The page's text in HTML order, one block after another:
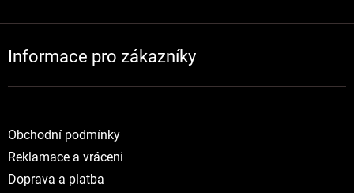
Informace pro zákazníky
Obchodní podmínky
Reklamace a vráceni
Doprava a platba